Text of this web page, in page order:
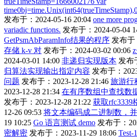
发布于：2024-05-16 20:04 one more
variadic functions. 发布于：2024-05-04
GetPsmAbParamInfo结果的程序 发布于
存储 k-v 对 发布于：2024-03-02 00:06
2024-03-01 14:00 非递归实现版本 发布
归算法实现输出指定内容 发布于：
问题 发布于：2023-12-28 21:46 旅游行
2023-12-28 21:34 在有序数组中查找数
发布于：2023-12-28 21:22 获取rfc3339
12-26 09:53 将文本编码成二进制数，
19 10:25 Go 语言测试 demo 发布于：
密解密 发布于：2023-11-29 18:06 Test-